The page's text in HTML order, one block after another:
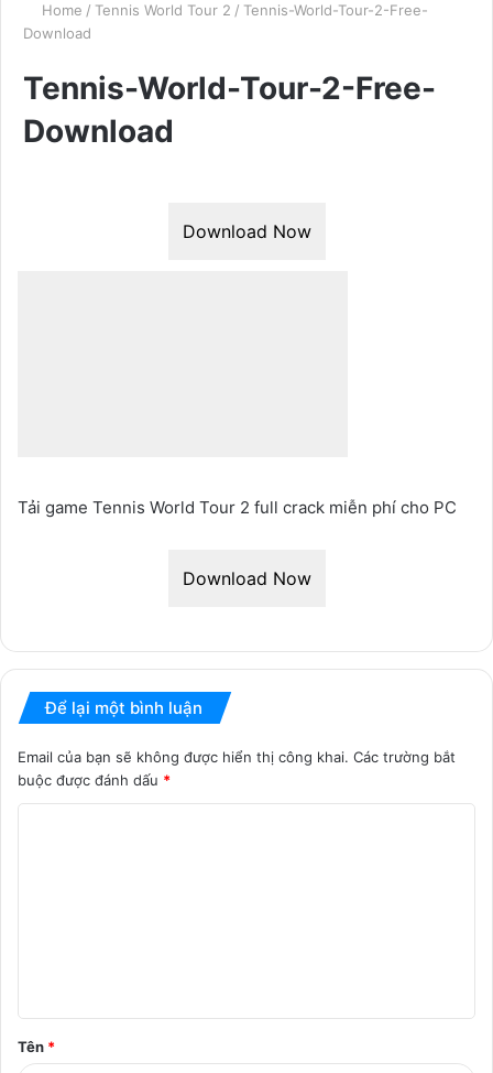
Home / Tennis World Tour 2 / Tennis-World-Tour-2-Free-
Download
Tennis-World-Tour-2-Free-
Download
Download Now
Tải game Tennis World Tour 2 full crack miễn phí cho PC
Download Now
Để lại một bình luận
Email của bạn sẽ không được hiển thị công khai. Các trường bắt
buộc được đánh dấu *
ậ
n
Tên *